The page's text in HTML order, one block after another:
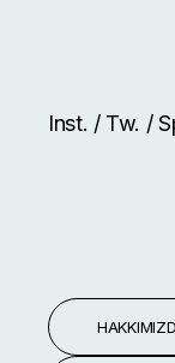
Inst. / Tw. /